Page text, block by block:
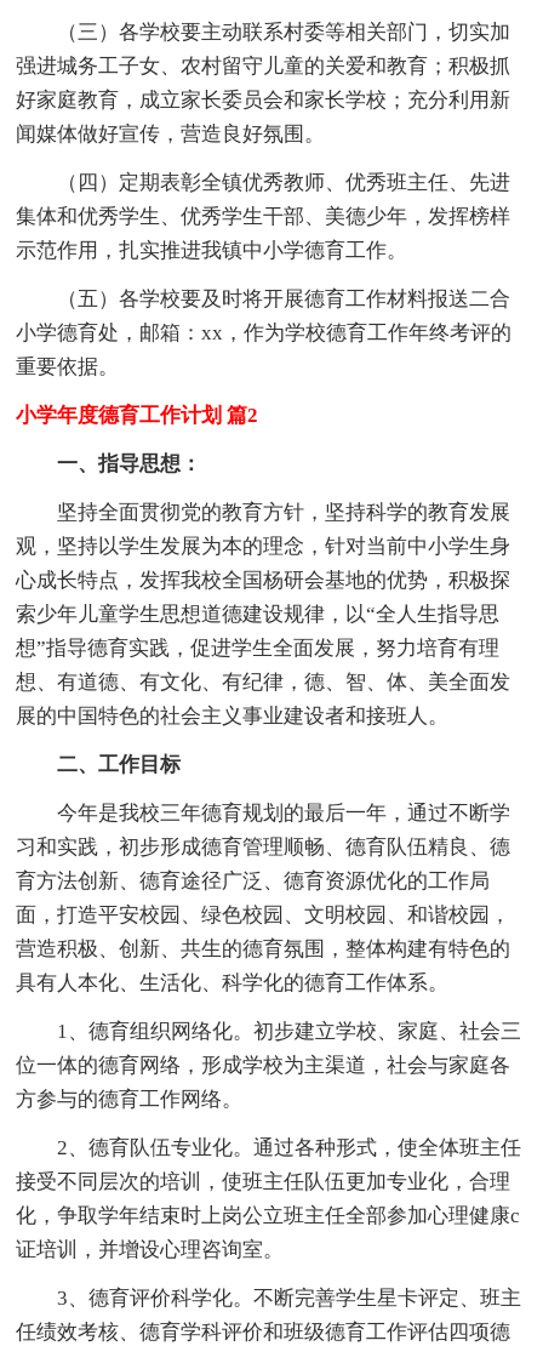
（三）各学校要主动联系村委等相关部门，切实加
强进城务工子女、农村留守儿童的关爱和教育；积极抓
好家庭教育，成立家长委员会和家长学校；充分利用新
闻媒体做好宣传，营造良好氛围。
（四）定期表彰全镇优秀教师、优秀班主任、先进
集体和优秀学生、优秀学生干部、美德少年，发挥榜样
示范作用，扎实推进我镇中小学德育工作。
（五）各学校要及时将开展德育工作材料报送二合
小学德育处，邮箱：xx，作为学校德育工作年终考评的
重要依据。
小学年度德育工作计划 篇2
一、指导思想：
坚持全面贯彻党的教育方针，坚持科学的教育发展
观，坚持以学生发展为本的理念，针对当前中小学生身
心成长特点，发挥我校全国杨研会基地的优势，积极探
索少年儿童学生思想道德建设规律，以“全人生指导思
想”指导德育实践，促进学生全面发展，努力培育有理
想、有道德、有文化、有纪律，德、智、体、美全面发
展的中国特色的社会主义事业建设者和接班人。
二、工作目标
今年是我校三年德育规划的最后一年，通过不断学
习和实践，初步形成德育管理顺畅、德育队伍精良、德
育方法创新、德育途径广泛、德育资源优化的工作局
面，打造平安校园、绿色校园、文明校园、和谐校园，
营造积极、创新、共生的德育氛围，整体构建有特色的
具有人本化、生活化、科学化的德育工作体系。
1、德育组织网络化。初步建立学校、家庭、社会三
位一体的德育网络，形成学校为主渠道，社会与家庭各
方参与的德育工作网络。
2、德育队伍专业化。通过各种形式，使全体班主任
接受不同层次的培训，使班主任队伍更加专业化，合理
化，争取学年结束时上岗公立班主任全部参加心理健康c
证培训，并增设心理咨询室。
3、德育评价科学化。不断完善学生星卡评定、班主
任绩效考核、德育学科评价和班级德育工作评估四项德